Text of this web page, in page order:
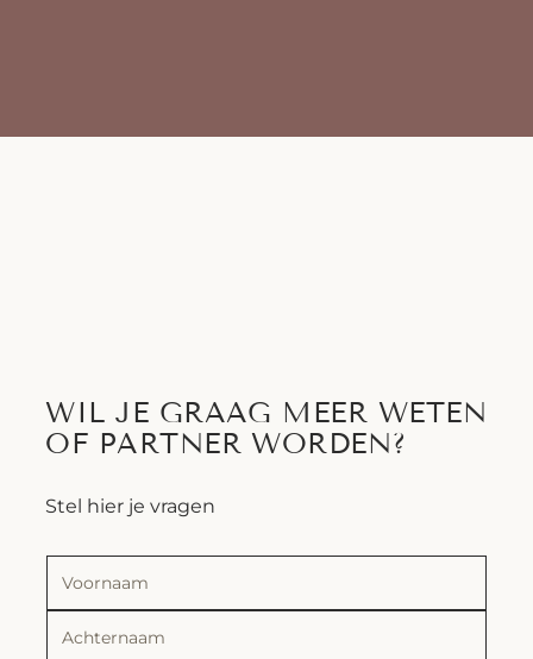
WIL JE GRAAG MEER WETEN
OF PARTNER WORDEN?
Stel hier je vragen